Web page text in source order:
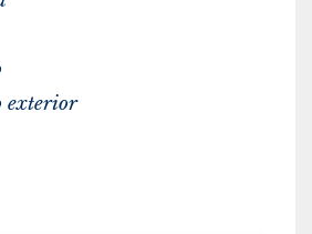
exterior